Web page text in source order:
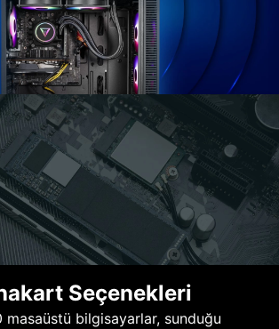
Seçenekleri
masaüstü bilgisayarlar, sunduğu